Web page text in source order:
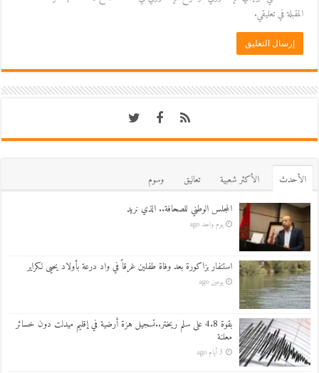
المقبلة في تعليقي.
اﻷحدث اﻷكثر شعبية تعاليق
وسوم
المجلس الوطني للصحافة.. الذي نريد
يوم واحد ago
استنفار بزاكورة بعد وفاة طفلين غرقاً في واد درعة بأولاد يحيى لكراير
يومين ago
بقوة 4.8 على سلم ريختر..تسجيل هزة أرضية في إقليم ميدلت دون خسائر
معلنة
3 أيام ago